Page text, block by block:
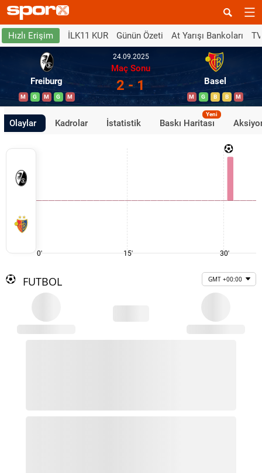
Hızlı Erişim İLK11 KUR Günün Özeti At Yarışı Bankoları
Freiburg
M G M G M
24.09.2025
Maç Sonu
2 - 1 Basel
M G B B M
Olaylar Kadrolar İstatistik Baskı Haritası
Yeni
0' 15' 30'
FUTBOL GMT +00:00